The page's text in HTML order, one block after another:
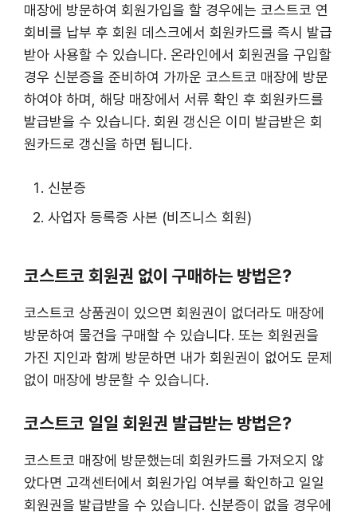
매장에 방문하여 회원가입을 할 경우에는 코스트코 연
회비를 납부 후 회원 데스크에서 회원카드를 즉시 발급
받아 사용할 수 있습니다. 온라인에서 회원권을 구입할
경우 신분증을 준비하여 가까운 코스트코 매장에 방문
하여야 하며, 해당 매장에서 서류 확인 후 회원카드를
발급받을 수 있습니다. 회원 갱신은 이미 발급받은 회
원카드로 갱신을 하면 됩니다.
신분증
사업자 등록증 사본 (비즈니스 회원)
코스트코 회원권 없이 구매하는 방법은?
코스트코 상품권이 있으면 회원권이 없더라도 매장에
방문하여 물건을 구매할 수 있습니다. 또는 회원권을
가진 지인과 함께 방문하면 내가 회원권이 없어도 문제
없이 매장에 방문할 수 있습니다.
코스트코 일일 회원권 발급받는 방법은?
코스트코 매장에 방문했는데 회원카드를 가져오지 않
았다면 고객센터에서 회원가입 여부를 확인하고 일일
회원권을 발급받을 수 있습니다. 신분증이 없을 경우에